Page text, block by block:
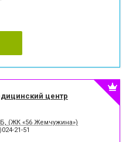
центр
(ЖК «56 Жемчужина»)
21-51